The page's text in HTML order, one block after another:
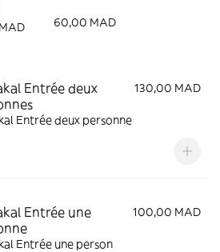
60,00 MAD
Entrée deux
130,00 MAD
Entrée deux personne
Entrée une
100,00 MAD
Entrée une person